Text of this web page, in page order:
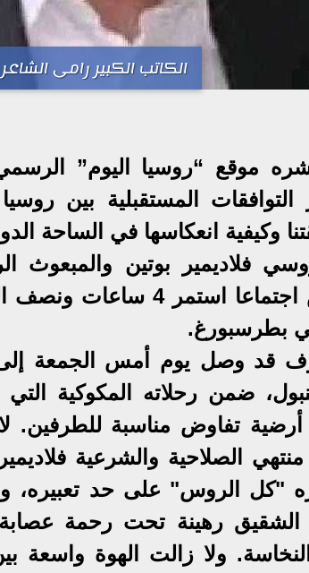
الكاتب الكبير رامى الشاعر
موقع “روسيا اليوم”
المستقبلية بين
وكيفية انعكاسها في الساحة
فلاديمير بوتين
ويتكوف يوم أمس اجتماعا
في بطرسبورغ.
قد وصل يوم أمس الجمعة
ضمن رحلاته المكوكية
تفاوض مناسبة للطرفين.
منتهي الصلاحية والشرعية
"كل الروس" على حد تعبيره،
الشقيق رهينة تحت رحمة